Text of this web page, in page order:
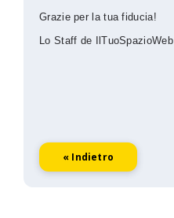
Grazie per la tua fiducia!
Lo Staff de IlTuoSpazioWeb
« Indietro